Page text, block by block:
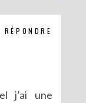
RÉPONDRE
j’ai une